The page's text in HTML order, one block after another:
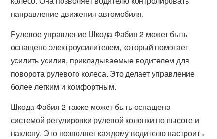
направление движения автомобиля.
Рулевое управление Шкода Фабия 2 может быть
оснащено электроусилителем, который помогает
усилить усилия, прикладываемые водителем для
поворота рулевого колеса. Это делает управление
более легким и комфортным.
Шкода Фабия 2 также может быть оснащена
системой регулировки рулевой колонки по высоте и
наклону. Это позволяет каждому водителю настроить